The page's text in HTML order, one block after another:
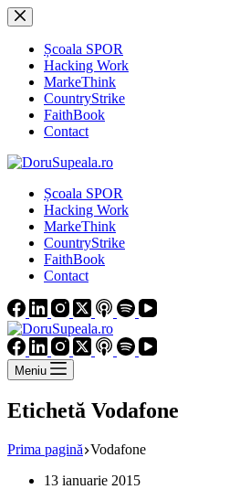
Sari
la
conținutȘcoala SPOR
Hacking Work
MarkeThink
CountryStrike
FaithBook
Contact
Școala SPOR
Hacking Work
MarkeThink
CountryStrike
FaithBook
Contact
Meniu
Etichetă Vodafone
Prima pagină Vodafone
13 ianuarie 2015